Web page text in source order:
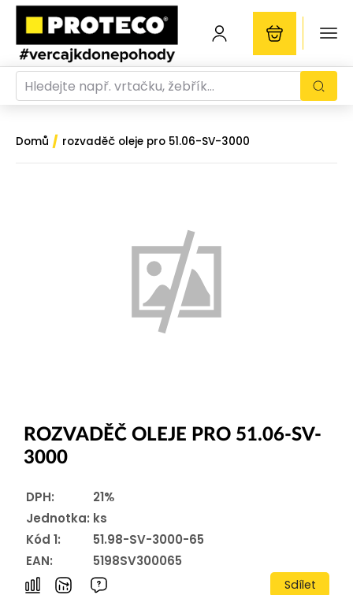
Domů / rozvaděč oleje pro 51.06-SV-3000
ROZVADĚČ OLEJE PRO 51.06-SV-
3000
DPH:
21%
Jednotka: ks
Kód 1:
51.98-SV-3000-65
EAN:
5198SV300065
Sdílet